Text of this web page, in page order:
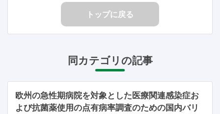
トップに戻る
同カテゴリの記事
欧州の急性期病院を対象とした医療関連感染症お
よび抗菌薬使用の点有病率調査のための国内バリ